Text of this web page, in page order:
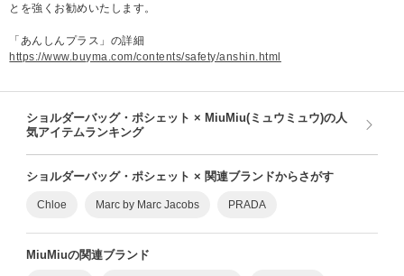
とを強くお勧めいたします。
「あんしんプラス」の詳細
https://www.buyma.com/contents/safety/anshin.html
ショルダーバッグ・ポシェット × MiuMiu(ミュウミュウ)の人
気アイテムランキング
ショルダーバッグ・ポシェット × 関連ブランドからさがす
Chloe Marc by Marc Jacobs PRADA
MiuMiuの関連ブランド